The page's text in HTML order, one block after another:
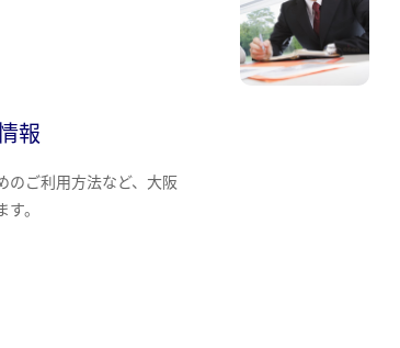
報
のご利用方法など、大阪
。